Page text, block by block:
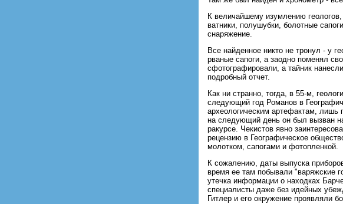
К величайшему изумлению
ватники, полушубки, болотные
снаряжение.
Все найденное никто не тронул - у
рваные сапоги, а заодно поменял
сфотографировали, а тайник
подробный отчет.
Как ни странно, тогда, в 55-м,
следующий год Романов в
археологическим артефактам, лишь
на следующий день он был вызван
ракурсе. Чекистов явно
рецензию в Географическое
молотком, сапогами и фотопленкой.
К сожалению, даты выпуска
время ее там побывали "варяжские
утечка информации о находках
специалисты даже без идейных
Гитлер и его окружение проявляли